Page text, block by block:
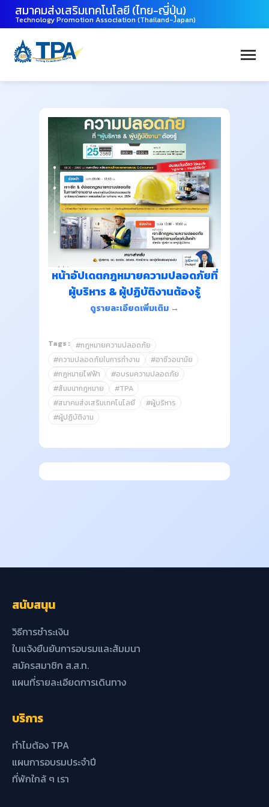
สมาคมส่งเสริมเทคโนโลยี (ไทย-ญี่ปุ่น)
Technology Promotion Association (Thailand-Japan)
หน้าอัปเดตกฎหมายความปลอดภัยที่
ผู้บริหาร & ผู้ปฏิบัติงานต้องรู้
ดูรายละเอียดเพิ่มเติม →
Tags : #กฎหมายความปลอดภัย
#ความปลอดภัยในการทำงาน
#อาชีวอนามัย
#กฎหมายไฟฟ้า
#อบรมความปลอดภัย
#สัมมนากฎหมาย
#TPA
#สมาคมส่งเสริมเทคโนโลยี
#ผู้บริหาร
#ผู้ปฏิบัติงาน
สนับสนุน
วิธีการชำระเงิน
ใบแจ้งยืนยันการอบรมและสัมมนา
สมัครสมาชิก ส.ส.ท.
แผนที่รายละเอียดการเดินทาง
บริการ
ทำไมต้อง TPA
แผนการอบรมประจำปี
ที่พักใกล้ ๆ เรา